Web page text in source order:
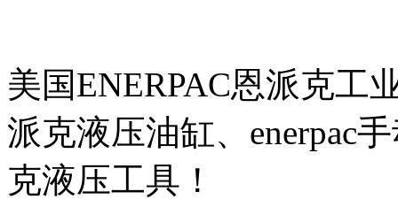
美国ENERPAC恩派克工
派克液压油缸、enerpac
克液压工具！